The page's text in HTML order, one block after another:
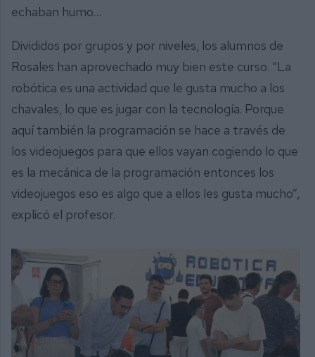
echaban humo…
Divididos por grupos y por niveles, los alumnos de
Rosales han aprovechado muy bien este curso. “La
robótica es una actividad que le gusta mucho a los
chavales, lo que es jugar con la tecnología. Porque
aquí también la programación se hace a través de
los videojuegos para que ellos vayan cogiendo lo que
es la mecánica de la programación entonces los
videojuegos eso es algo que a ellos les gusta mucho”,
explicó el profesor.